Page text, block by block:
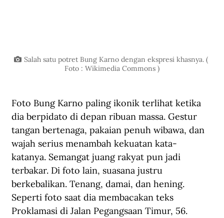
Salah satu potret Bung Karno dengan ekspresi khasnya. (
Foto : Wikimedia Commons )
Foto Bung Karno paling ikonik terlihat ketika
dia berpidato di depan ribuan massa. Gestur
tangan bertenaga, pakaian penuh wibawa, dan
wajah serius menambah kekuatan kata-
katanya. Semangat juang rakyat pun jadi
terbakar. Di foto lain, suasana justru
berkebalikan. Tenang, damai, dan hening.
Seperti foto saat dia membacakan teks
Proklamasi di Jalan Pegangsaan Timur, 56.